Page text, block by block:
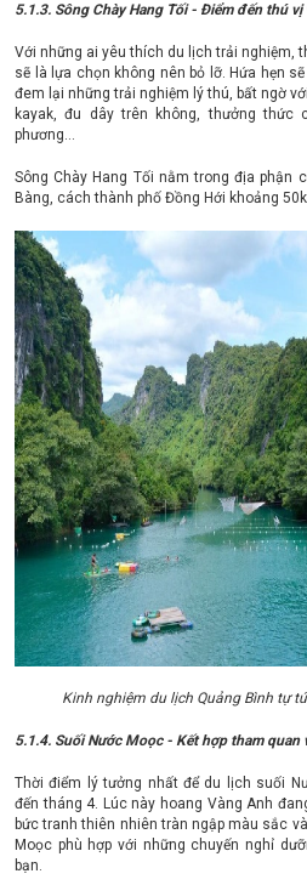
5.1.3. Sông Chày Hang Tối - Điểm đến thú
Với những ai yêu thích du lịch trải nghiệm,
sẽ là lựa chọn không nên bỏ lỡ. Hứa hẹn
đem lại những trải nghiệm lý thú, bất ngờ
kayak, đu dây trên không, thưởng
phương…
Sông Chày Hang Tối nằm trong địa phận
Bàng, cách thành phố Đồng Hới khoảng
Kinh nghiệm du lịch Quảng Bình tự
5.1.4. Suối Nước Moọc - Kết hợp tham quan
Thời điểm lý tưởng nhất để du lịch suối
đến tháng 4. Lúc này hoang Vàng Anh
bức tranh thiên nhiên tràn ngập màu sắc
Moọc phù hợp với những chuyến nghỉ
bạn.